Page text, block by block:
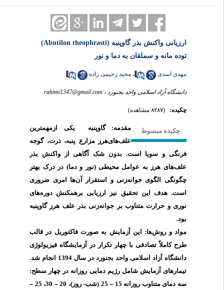
ارزیابی واکنش بذر گاوپنبه (Abutilon theophrasti)
توده مانه و سملقان به دما و نور
مهدی اسدی ، مجید رحیمی زاده
دانشگاه آزاد اسلامی واحد بجنورد ،rahimi1347@gmail.com
چکیده: (۸۲۸۷ مشاهده)
چکیدهمبسوط مقدمه: گاوپنبه یکیازمهمترین
علف‌های‌هرز مزارع پنبه، ذرت، گوجه
فرنگی و سویا است. بدون شک آگاهی از واکنش بذر
علف‌های هرز به عوامل محیطی (نور و دما) در درک بهتر
چگونگی الگوی جوانه‌زنی و استقرار آن‌ها امری ضروری
است.هدفاین تحقیق نیز ارزیابی برهمکنش دوره‌های
نوری و حرارت متناوب بر جوانه‌زنی بذر علف هرز گاوپنبه
بود.
مواد و روش‌ها: اینآزمایش به صورت فاکتوریل در قالب
طرح کاملاً تصادفی با چهار تکرار در آزمایشگاه فیزیولوژی
دانشگاه آزاد اسلامی واحد بجنورد در سال 1394
انجام شد.
تیمارهای آزمایش شامل رژیم دمایی روزانه در چهار سطح:
سه دمای متناوب روزانه 15
–25 (شب- روز)، 20 –30، 25
–